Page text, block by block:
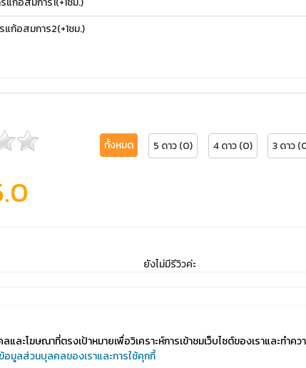
ก้อสมการ2(+1ชม.)
ทั้งหมด 5 ดาว (0) 4 ดาว (0) 3 ดาว
ยังไม่มีรีวิวค่ะ
โฆษณาที่ตรงเป้าหมายเพื่อวิเคราะห์การเข้าชมเว็บไซต์ของเราและทำควา
อมูลส่วนบุลคลของเราและการใช้คุกกี้